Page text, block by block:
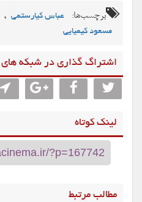
برچسب‌ها: عباس کیارستمی ,
مسعود کیمیایی
اشتراگ گذاری در شبکه های
لینک کوتاه
مطالب مرتبط